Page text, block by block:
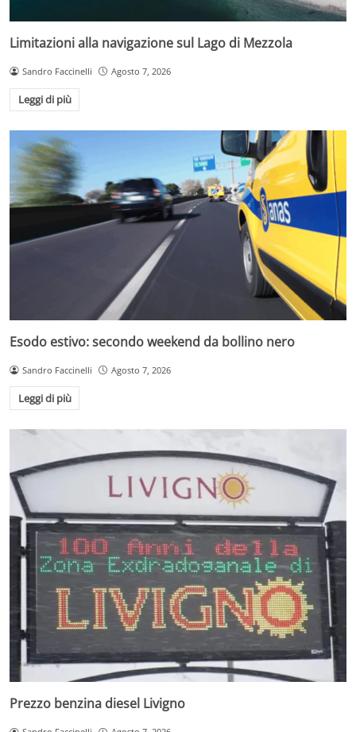
Limitazioni alla navigazione sul Lago di Mezzola
Sandro Faccinelli Agosto 7, 2026
Leggi di più
Esodo estivo: secondo weekend da bollino nero
Sandro Faccinelli Agosto 7, 2026
Leggi di più
Prezzo benzina diesel Livigno